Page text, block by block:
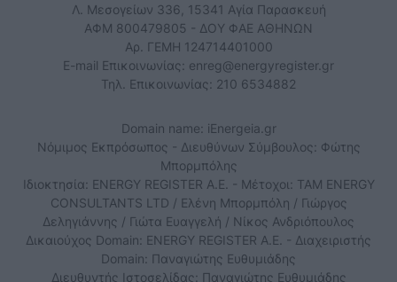
Λ. Μεσογείων 336, 15341 Αγία Παρασκευή
ΑΦΜ 800479805 - ΔΟΥ ΦΑΕ ΑΘΗΝΩΝ
Αρ. ΓΕΜΗ 124714401000
E-mail Επικοινωνίας: enreg@energyregister.gr
Τηλ. Επικοινωνίας: 210 6534882
Domain name: iEnergeia.gr
Νόμιμος Εκπρόσωπος - Διευθύνων Σύμβουλος: Φώτης
Μπορμπόλης
Ιδιοκτησία: ENERGY REGISTER Α.Ε. - Μέτοχοι: TAM ENERGY
CONSULTANTS LTD / Ελένη Μπορμπόλη / Γιώργος
Δεληγιάννης / Γιώτα Ευαγγελή / Νίκος Ανδριόπουλος
Δικαιούχος Domain: ENERGY REGISTER Α.Ε. - Διαχειριστής
Domain: Παναγιώτης Ευθυμιάδης
Διευθυντής Ιστοσελίδας: Παναγιώτης Ευθυμιάδης